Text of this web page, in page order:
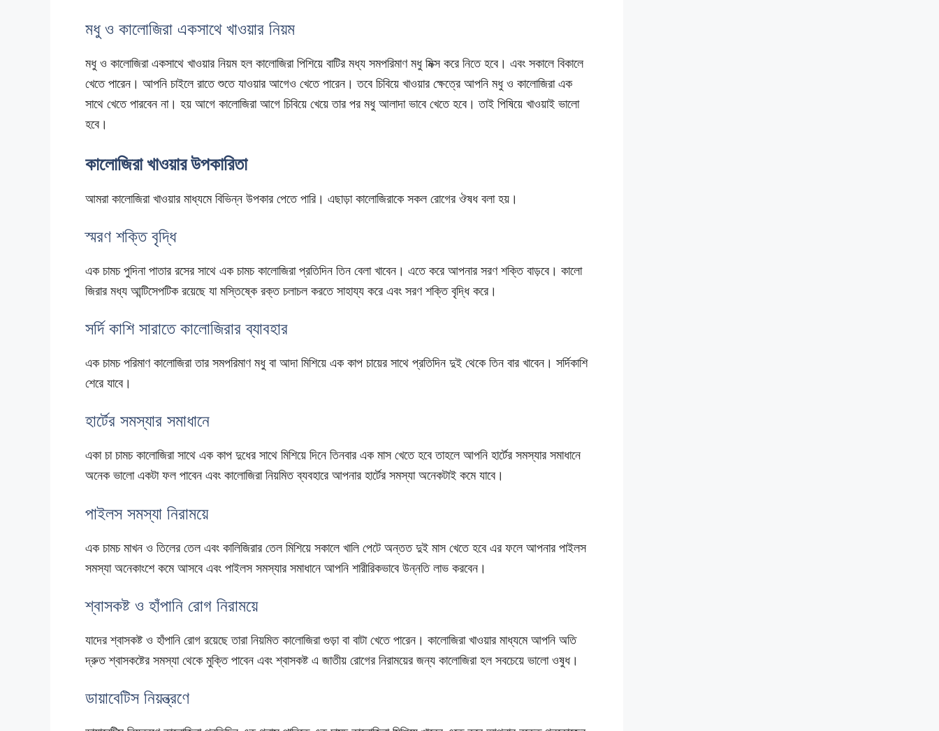
মধু ও কালোজিরা একসাথে খাওয়ার নিয়ম
মধু ও কালোজিরা একসাথে খাওয়ার নিয়ম হল কালোজিরা পিশিয়ে বাটির মধ্য সমপরিমাণ মধু মিক্স করে নিতে হবে। এবং সকালে বিকালে
খেতে পারেন। আপনি চাইলে রাতে শুতে যাওয়ার আগেও খেতে পারেন। তবে চিবিয়ে খাওয়ার ক্ষেত্রে আপনি মধু ও কালোজিরা এক
সাথে খেতে পারবেন না। হয় আগে কালোজিরা আগে চিবিয়ে খেয়ে তার পর মধু আলাদা ভাবে খেতে হবে। তাই পিষিয়ে খাওয়াই ভালো
হবে।
কালোজিরা খাওয়ার উপকারিতা
আমরা কালোজিরা খাওয়ার মাধ্যমে বিভিন্ন উপকার পেতে পারি। এছাড়া কালোজিরাকে সকল রোগের ঔষধ বলা হয়।
স্মরণ শক্তি বৃদ্ধি
এক চামচ পুদিনা পাতার রসের সাথে এক চামচ কালোজিরা প্রতিদিন তিন বেলা খাবেন। এতে করে আপনার সরণ শক্তি বাড়বে। কালো
জিরার মধ্য আন্টিসেপটিক রয়েছে যা মস্তিষ্কে রক্ত চলাচল করতে সাহায্য করে এবং সরণ শক্তি বৃদ্ধি করে।
সর্দি কাশি সারাতে কালোজিরার ব্যাবহার
এক চামচ পরিমাণ কালোজিরা তার সমপরিমাণ মধু বা আদা মিশিয়ে এক কাপ চায়ের সাথে প্রতিদিন দুই থেকে তিন বার খাবেন। সর্দিকাশি
শেরে যাবে।
হার্টের সমস্যার সমাধানে
একা চা চামচ কালোজিরা সাথে এক কাপ দুধের সাথে মিশিয়ে দিনে তিনবার এক মাস খেতে হবে তাহলে আপনি হার্টের সমস্যার সমাধানে
অনেক ভালো একটা ফল পাবেন এবং কালোজিরা নিয়মিত ব্যবহারে আপনার হার্টের সমস্যা অনেকটাই কমে যাবে।
পাইলস সমস্যা নিরাময়ে
এক চামচ মাখন ও তিলের তেল এবং কালিজিরার তেল মিশিয়ে সকালে খালি পেটে অন্তত দুই মাস খেতে হবে এর ফলে আপনার পাইলস
সমস্যা অনেকাংশে কমে আসবে এবং পাইলস সমস্যার সমাধানে আপনি শারীরিকভাবে উন্নতি লাভ করবেন।
শ্বাসকষ্ট ও হাঁপানি রোগ নিরাময়ে
যাদের শ্বাসকষ্ট ও হাঁপানি রোগ রয়েছে তারা নিয়মিত কালোজিরা গুড়া বা বাটা খেতে পারেন। কালোজিরা খাওয়ার মাধ্যমে আপনি অতি
দ্রুত শ্বাসকষ্টের সমস্যা থেকে মুক্তি পাবেন এবং শ্বাসকষ্ট এ জাতীয় রোগের নিরাময়ের জন্য কালোজিরা হল সবচেয়ে ভালো ওষুধ।
ডায়াবেটিস নিয়ন্ত্রণে